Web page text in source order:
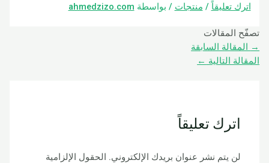
اترك تعليقاً / منتجات / بواسطة ahmedzizo.com
تصفّح المقالات
→ المقالة السابقة
المقالة التالية ←
اترك تعليقاً
لن يتم نشر عنوان بريدك الإلكتروني. الحقول الإلزامية